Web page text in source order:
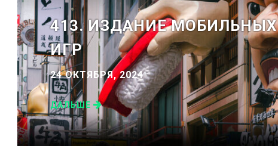
413. ИЗДАНИЕ МОБИЛЬНЫХ
ИГР
24 ОКТЯБРЯ, 2024
ДАЛЬШЕ